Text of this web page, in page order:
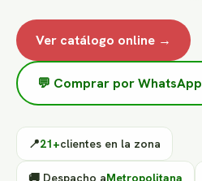
Ver catálogo online →
💬 Comprar por WhatsApp
📍21+clientes en la zona
🚚 Despacho aMetropolitana